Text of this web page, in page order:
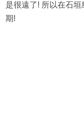
是很遠了! 所以在石
期!